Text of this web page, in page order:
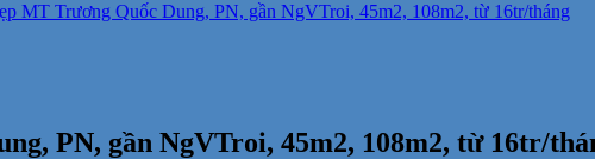
MT Trương Quốc Dung, PN, gần NgVTroi, 45m2, 108m2, từ 16tr/tháng
PN, gần NgVTroi, 45m2, 108m2, từ 16tr/